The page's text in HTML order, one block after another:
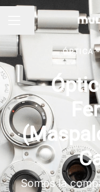
MENÚ DE EMPLEO
Compartir página
ÓPTICA ·
Somos la